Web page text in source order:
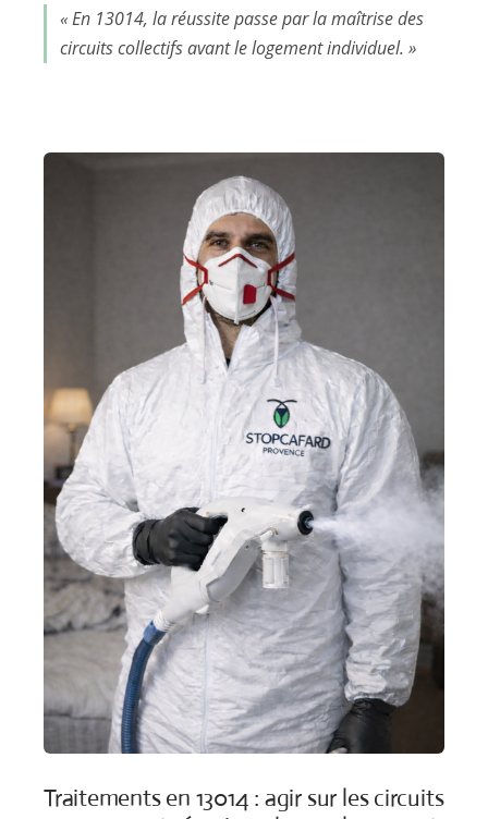
« En 13014, la réussite passe par la maîtrise des
circuits collectifs avant le logement individuel. »
Traitements en 13014 : agir sur les circuits